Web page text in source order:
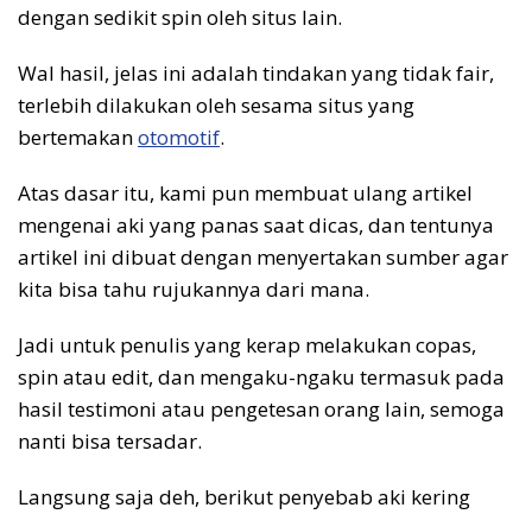
dengan sedikit spin oleh situs lain.
Wal hasil, jelas ini adalah tindakan yang tidak fair,
terlebih dilakukan oleh sesama situs yang
bertemakanotomotif.
Atas dasar itu, kami pun membuat ulang artikel
mengenai aki yang panas saat dicas, dan tentunya
artikel ini dibuat dengan menyertakan sumber agar
kita bisa tahu rujukannya dari mana.
Jadi untuk penulis yang kerap melakukan copas,
spin atau edit, dan mengaku-ngaku termasuk pada
hasil testimoni atau pengetesan orang lain, semoga
nanti bisa tersadar.
Langsung saja deh, berikut penyebab aki kering